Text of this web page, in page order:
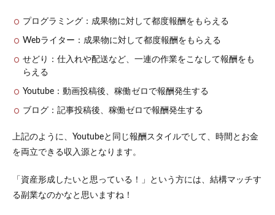
プログラミング：成果物に対して都度報酬をもらえる
Webライター：成果物に対して都度報酬をもらえる
せどり：仕入れや配送など、一連の作業をこなして報酬をも
らえる
Youtube：動画投稿後、稼働ゼロで報酬発生する
ブログ：記事投稿後、稼働ゼロで報酬発生する
上記のように、Youtubeと同じ報酬スタイルでして、時間とお金
を両立できる収入源となります。
「資産形成したいと思っている！」という方には、結構マッチす
る副業なのかなと思いますね！